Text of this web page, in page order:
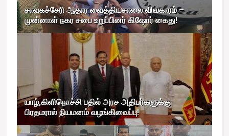
சாவகச்சேரி ஆதார வைத்தியசாலை விவகாரம் –
முன்னாள் நகர சபை உறுப்பினர் கிஷோர் கைது!
யாழ்,கிளிநொச்சி பதில் அரச அதிபர்களுக்கு
பிரதமரால் நியமனம் வழங்கிவைப்பு!